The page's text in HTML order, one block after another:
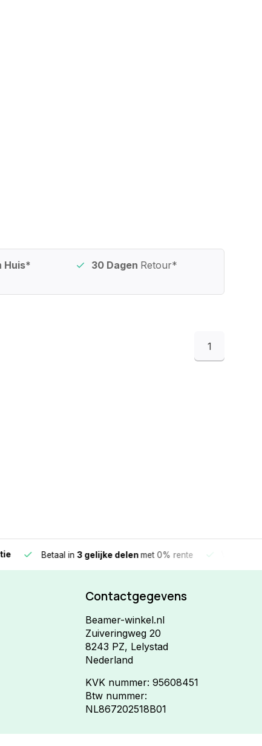
Huis* 30 Dagen Retour*
1
Betaal in3 gelijke delenmet 0% rente Vandaag
Contactgegevens
Beamer-winkel.nl
Zuiveringweg 20
8243 PZ, Lelystad
Nederland
KVK nummer: 95608451
Btw nummer:
NL867202518B01